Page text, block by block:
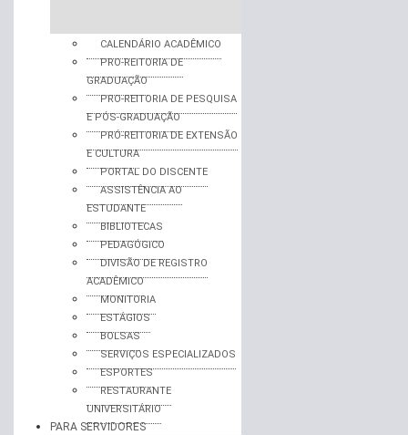
CALENDÁRIO ACADÊMICO
PRO-REITORIA DE
GRADUAÇÃO
PRO-REITORIA DE PESQUISA
E PÓS-GRADUAÇÃO
PRÓ-REITORIA DE EXTENSÃO
E CULTURA
PORTAL DO DISCENTE
ASSISTÊNCIA AO
ESTUDANTE
BIBLIOTECAS
PEDAGÓGICO
DIVISÃO DE REGISTRO
ACADÊMICO
MONITORIA
ESTÁGIOS
BOLSAS
SERVIÇOS ESPECIALIZADOS
ESPORTES
RESTAURANTE
UNIVERSITÁRIO
PARA SERVIDORES